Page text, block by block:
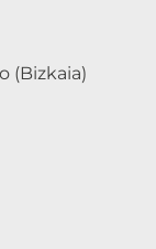
(Bizkaia)